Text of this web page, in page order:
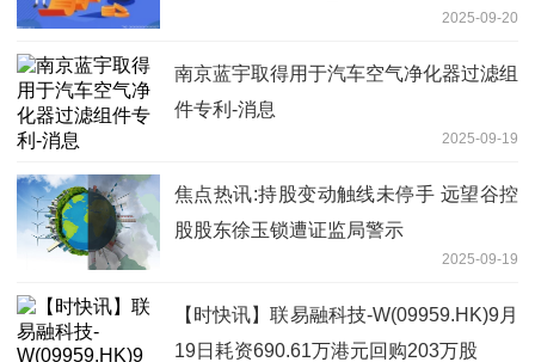
2025-09-20
南京蓝宇取得用于汽车空气净化器过滤组
件专利-消息
2025-09-19
焦点热讯:持股变动触线未停手 远望谷控
股股东徐玉锁遭证监局警示
2025-09-19
【时快讯】联易融科技-W(09959.HK)9月
19日耗资690.61万港元回购203万股